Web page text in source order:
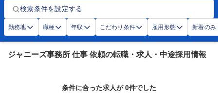
検索条件を設定する
勤務地 職種 年収 こだわり条件 雇用形態 新着のみ
ジャニーズ事務所 仕事 依頼の転職・求人・中途採用情報
条件に合った求人が 0件でした